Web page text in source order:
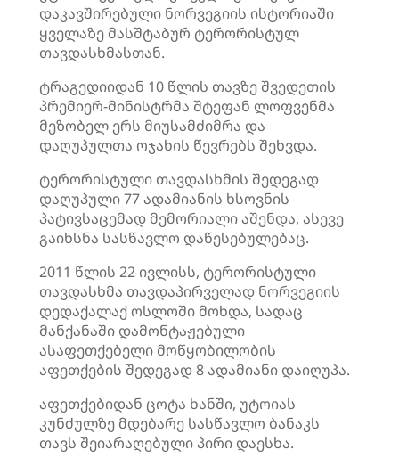
დაკავშირებული ნორვეგიის ისტორიაში
ყველაზე მასშტაბურ ტერორისტულ
თავდასხმასთან.
ტრაგედიიდან 10 წლის თავზე შვედეთის
პრემიერ-მინისტრმა შტეფან ლოფვენმა
მეზობელ ერს მიუსამძიმრა და
დაღუპულთა ოჯახის წევრებს შეხვდა.
ტერორისტული თავდასხმის შედეგად
დაღუპული 77 ადამიანის ხსოვნის
პატივსაცემად მემორიალი აშენდა, ასევე
გაიხსნა სასწავლო დაწესებულებაც.
2011 წლის 22 ივლისს, ტერორისტული
თავდასხმა თავდაპირველად ნორვეგიის
დედაქალაქ ოსლოში მოხდა, სადაც
მანქანაში დამონტაჟებული
ასაფეთქებელი მოწყობილობის
აფეთქების შედეგად 8 ადამიანი დაიღუპა.
აფეთქებიდან ცოტა ხანში, უტოიას
კუნძულზე მდებარე სასწავლო ბანაკს
თავს შეიარაღებული პირი დაესხა.